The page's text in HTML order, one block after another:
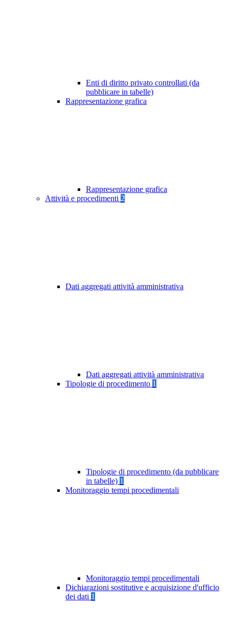
Enti di diritto privato controllati (da
pubblicare in tabelle)
Rappresentazione grafica
Rappresentazione grafica
Attività e procedimenti 2
Dati aggregati attività amministrativa
Dati aggregati attività amministrativa
Tipologie di procedimento 1
Tipologie di procedimento (da pubblicare
in tabelle) 1
Monitoraggio tempi procedimentali
Monitoraggio tempi procedimentali
Dichiarazioni sostitutive e acquisizione d'ufficio
dei dati 1